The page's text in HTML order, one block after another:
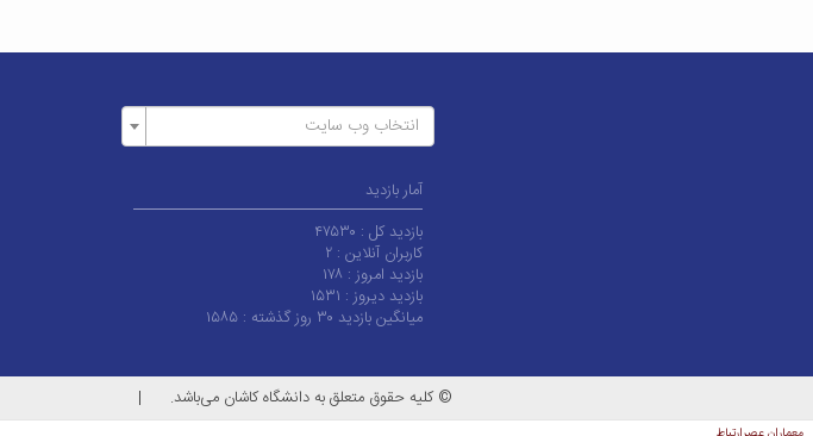
انتخاب وب سایت
آمار بازدید
بازدید کل : ۴۷۵۳۰
کاربران آنلاین :۲
بازدید امروز : ۱۷۸
بازدید دیروز : ۱۵۳۱
میانگین بازدید ۳۰ روز گذشته :
۱۵۸۵
© کلیه حقوق متعلق به دانشگاه کاشان می‌باشد. |